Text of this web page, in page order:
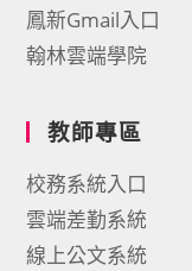
鳳新Gmail入口
翰林雲端學院
教師專區
校務系統入口
雲端差勤系統
線上公文系統